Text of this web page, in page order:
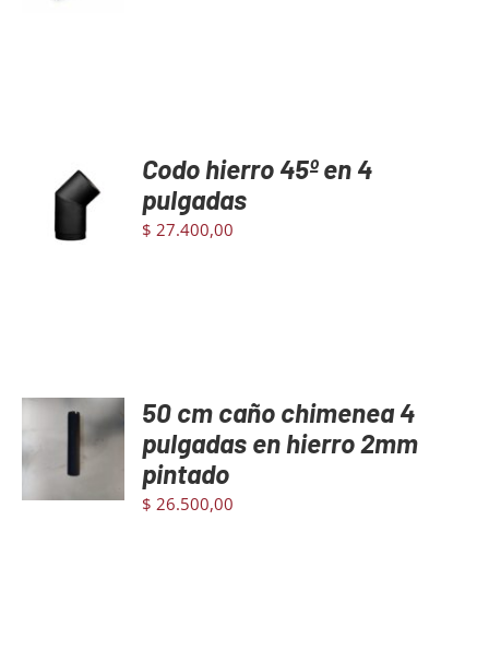
AL
CARRITO
Codo hierro 45º en 4
pulgadas
$ 27.400,00
AGREGAR
CARRITO
/
DETAILS
50 cm caño chimenea 4
pulgadas en hierro 2mm
pintado
$ 26.500,00